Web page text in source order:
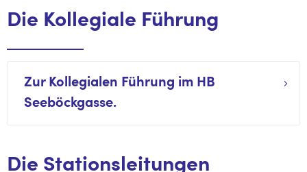
Die Kollegiale Führung
Zur Kollegialen Führung im HB
Seeböckgasse.
Die Stationsleitungen